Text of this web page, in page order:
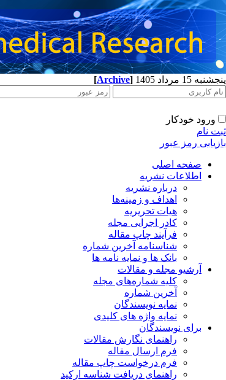
پنجشنبه 15 مرداد 1405 [Archive]
ورود خودکار
ثبت نام
بازیابی رمز عبور
صفحه اصلی
اطلاعات نشریه
درباره نشریه
اهداف و زمینه‌ها
هیات تحریریه
کادر اجرایی مجله
فرآیند چاپ مقاله
شناسنامه آخرین شماره
بانک ها و نمایه نامه ها
آرشیو مجله و مقالات
کلیه شماره‌های مجله
آخرین شماره
نمایه نویسندگان
نمایه واژه های کلیدی
برای نویسندگان
راهنمای نگارش مقالات
فرم ارسال مقاله
فرم درخواست چاپ مقاله
راهنمای دریافت شناسه ارکید